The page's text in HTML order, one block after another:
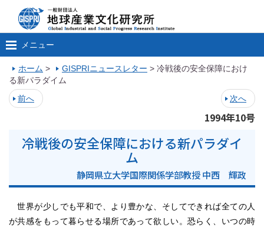
メニュー
ホーム > GISPRIニュースレター > 冷戦後の安全保障におけ
る新パラダイム
前へ
次へ
1994年10号
冷戦後の安全保障における新パラダイ
ム
静岡県立大学国際関係学部教授 中西 輝政
世界が少しでも平和で、より豊かな、そしてできれば全ての人
が共感をもって暮らせる場所であって欲しい。恐らく、いつの時